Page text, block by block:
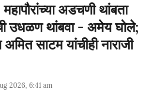
अडचणी थांबता
उधळण थांबवा - अमेय घोले;
साटम यांचीही नाराजी
2026, 6:41 am